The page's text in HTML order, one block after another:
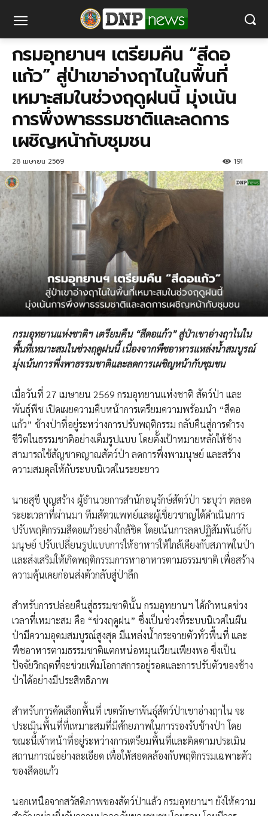
กรมอุทยานฯ เตรียมคืน “สีดอ
แก้ว” สู่ป่าเขาอ่างฤาไนในพื้นที่
เหมาะสม​ในช่วงฤดูฝนนี้​ มุ่งเน้น
การพึ่งพาธรรมชาติและลดการ
เผชิญหน้ากับชุมชน​
28 เมษายน 2569 191
กรมอุทยานแห่งชาติฯ เตรียมคืน “สีดอแก้ว” สู่ป่าเขาอ่างฤาไนใน
พื้นที่เหมาะสม​ในช่วงฤดูฝนนี้​ เนื่องจากพืชอาหารแหล่งน้ำสมบูรณ์
มุ่งเน้นการพึ่งพาธรรมชาติและลดการเผชิญหน้ากับชุมชน​
เมื่อวันที่ 27 เมษายน 2569 กรมอุทยานแห่งชาติ สัตว์ป่า และ
พันธุ์พืช เปิดเผยความคืบหน้าการเตรียมความพร้อมนำ “สีดอ
แก้ว” ช้างป่าที่อยู่ระหว่างการปรับพฤติกรรม กลับคืนสู่การดำรง
ชีวิตในธรรมชาติอย่างเต็มรูปแบบ โดยตั้งเป้าหมายหลักให้ช้าง
สามารถใช้สัญชาตญาณสัตว์ป่า ลดการพึ่งพามนุษย์ และสร้าง
ความสมดุลให้กับระบบนิเวศในระยะยาว
​นายสุขี​ บุญสร้าง ผู้อำนวยการสำนักอนุรักษ์สัตว์ป่า ระบุว่า ตลอด
ระยะเวลาที่ผ่านมา ทีมสัตวแพทย์และผู้เชี่ยวชาญได้ดำเนินการ
ปรับพฤติกรรมสีดอแก้วอย่างใกล้ชิด โดยเน้นการลดปฏิสัมพันธ์กับ
มนุษย์ ปรับเปลี่ยนรูปแบบการให้อาหารให้ใกล้เคียงกับสภาพในป่า
และส่งเสริมให้เกิดพฤติกรรมการหาอาหารตามธรรมชาติ เพื่อสร้าง
ความคุ้นเคยก่อนส่งตัวกลับสู่ป่าลึก
​สำหรับการปล่อยคืนสู่ธรรมชาตินั้น กรมอุทยานฯ ได้กำหนดช่วง
เวลาที่เหมาะสม คือ “ช่วงฤดูฝน” ซึ่งเป็นช่วงที่ระบบนิเวศในผืน
ป่ามีความอุดมสมบูรณ์สูงสุด มีแหล่งน้ำกระจายตัวทั่วพื้นที่ และ
พืชอาหารตามธรรมชาติแตกหน่อหมุนเวียนเพียงพอ ซึ่งเป็น
ปัจจัยวิกฤตที่จะช่วยเพิ่มโอกาสการอยู่รอดและการปรับตัวของช้าง
ป่าได้อย่างมีประสิทธิภาพ
​สำหรับการคัดเลือกพื้นที่ เขตรักษาพันธุ์สัตว์ป่าเขาอ่างฤาไน จะ
ประเมินพื้นที่ที่เหมาะสมที่มีศักยภาพในการรองรับช้างป่า โดย
ขณะนี้เจ้าหน้าที่อยู่ระหว่างการเตรียมพื้นที่และติดตามประเมิน
สถานการณ์อย่างละเอียด เพื่อให้สอดคล้องกับพฤติกรรมเฉพาะตัว
ของสีดอแก้ว
​นอกเหนือจากสวัสดิภาพของสัตว์ป่าแล้ว กรมอุทยานฯ ยังให้ความ